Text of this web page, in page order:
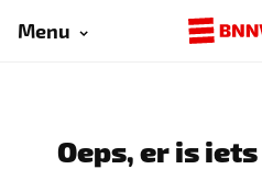
Menu
Oeps, er is